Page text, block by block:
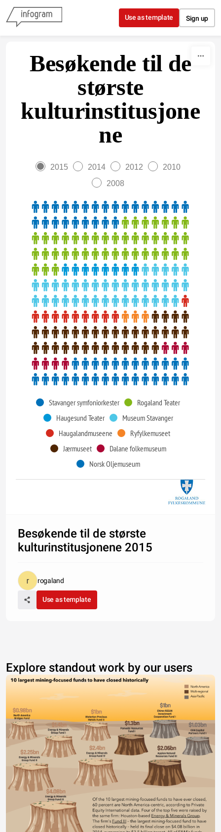
Skip to content
Use as template Sign up
Besøkende til de
største
kulturinstitusjone
ne
2015 2014 2012
2010
2008
Stavanger symfoniorkester
Rogaland Teater
Haugesund Teater
Museum Stavanger
Haugalandmuseene
Ryfylkemuseet
Jærmuseet
Dalane folkemuseum
Norsk Oljemuseum
Besøkende til de største
kulturinstitusjonene 2015
rogaland
Use as template
Explore standout work by our users